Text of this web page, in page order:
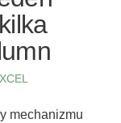
mechanizmu